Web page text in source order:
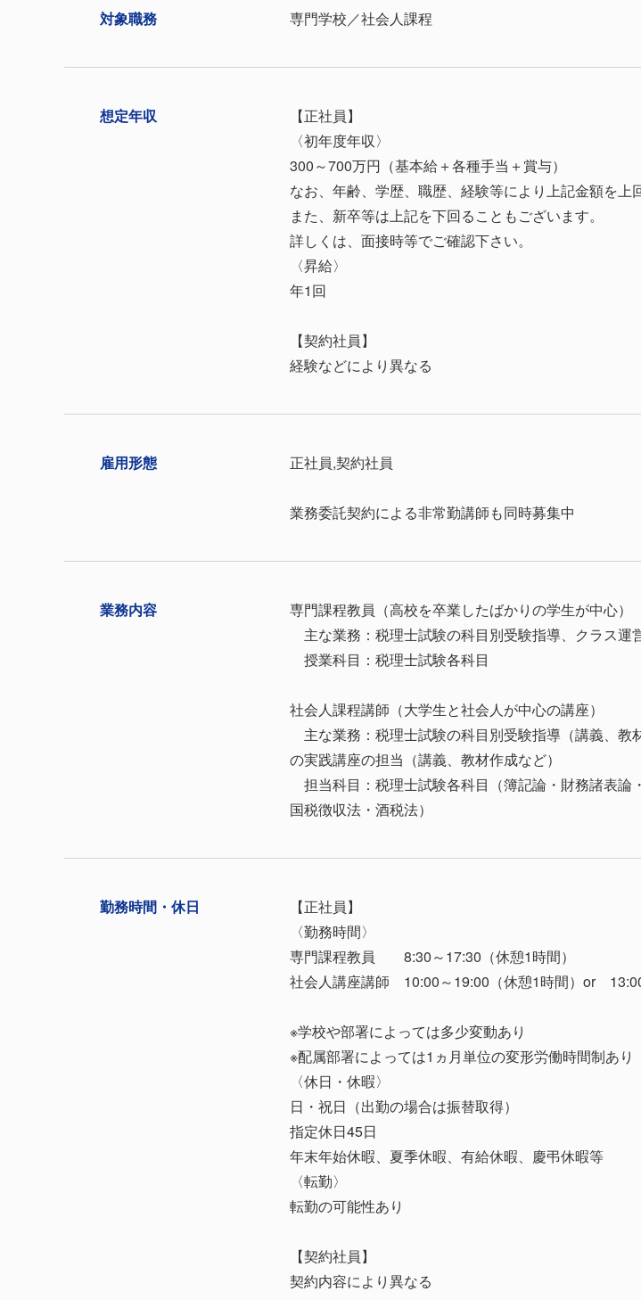
対象職務 専門学校／社会人課程
想定年収
【正社員】
〈初年度年収〉
300～700万円（基本給＋各種手当＋賞与）
なお、年齢、学歴、職歴、経験等により上記金額を上
また、新卒等は上記を下回ることもございます。
詳しくは、面接時等でご確認下さい。
〈昇給〉
年1回
【契約社員】
経験などにより異なる
雇⽤形態 正社員,契約社員
業務委託契約による非常勤講師も同時募集中
業務内容
専門課程教員（高校を卒業したばかりの学生が中心）
主な業務：税理士試験の科目別受験指導、クラス
授業科目：税理士試験各科目
社会人課程講師（大学生と社会人が中心の講座）
主な業務：税理士試験の科目別受験指導（講義、教
の実践講座の担当（講義、教材作成など）
担当科目：税理士試験各科目（簿記論・財務諸表論
国税徴収法・酒税法）
勤務時間・ 休日
【正社員】
〈勤務時間〉
専門課程教員 8:30～17:30（休憩1時間）
社会人講座講師 10:00～19:00（休憩1時間）or 13:00
※学校や部署によっては多少変動あり
※配属部署によっては1ヵ月単位の変形労働時間制あり
〈休日・休暇〉
日・祝日（出勤の場合は振替取得）
指定休日45日
年末年始休暇、夏季休暇、有給休暇、慶弔休暇等
〈転勤〉
転勤の可能性あり
【契約社員】
契約内容により異なる